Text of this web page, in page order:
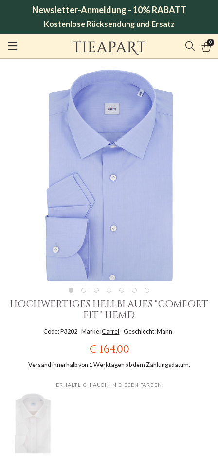
Newsletter-Anmeldung - 10% RABATT
Kostenlose Rücksendung und Ersatz
0
HOCHWERTIGES HELLBLAUES "COMFORT
FIT" HEMD
Code: P3202 Marke:Carrel Geschlecht: Mann
€ 164,00
Versand innerhalb von 1 Werktagen ab dem Zahlungsdatum.
ERHÄLTLICH AUCH IN DIESEN FARBEN